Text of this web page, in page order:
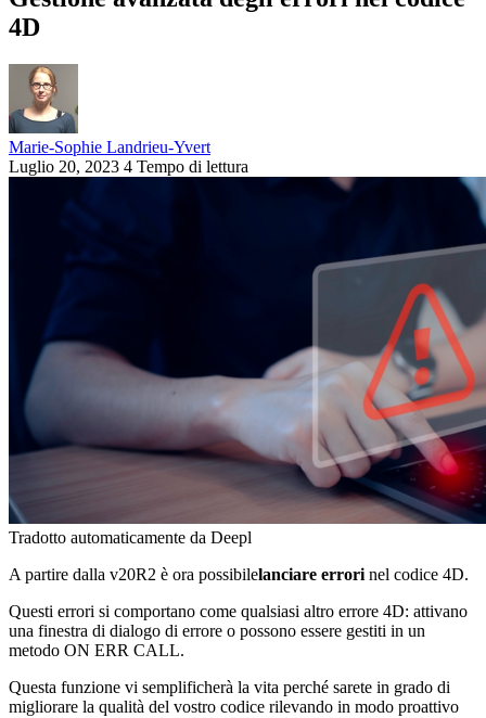
4D
Marie-Sophie Landrieu-Yvert
Luglio 20, 2023 4 Tempo di lettura
Tradotto automaticamente da Deepl
A partire dalla v20R2 è ora possibilelanciare errori nel codice 4D.
Questi errori si comportano come qualsiasi altro errore 4D: attivano
una finestra di dialogo di errore o possono essere gestiti in un
metodo ON ERR CALL.
Questa funzione vi semplificherà la vita perché sarete in grado di
migliorare la qualità del vostro codice rilevando in modo proattivo